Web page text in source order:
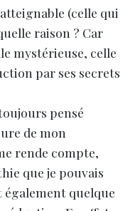
(celle qui
raison ? Car
mystérieuse, celle
par ses secrets
pensé
de mon
rende compte,
que je pouvais
quelque